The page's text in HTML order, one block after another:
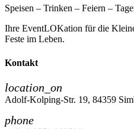
Speisen – Trinken – Feiern –
Ihre EventLOKation für die
Feste im Leben.
Kontakt
location_on
Adolf-Kolping-Str. 19, 84359
phone